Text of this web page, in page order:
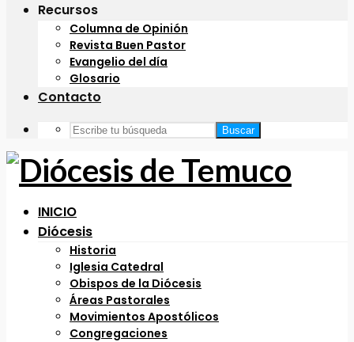
Recursos
Columna de Opinión
Revista Buen Pastor
Evangelio del día
Glosario
Contacto
Buscar
INICIO
Diócesis
Historia
Iglesia Catedral
Obispos de la Diócesis
Áreas Pastorales
Movimientos Apostólicos
Congregaciones